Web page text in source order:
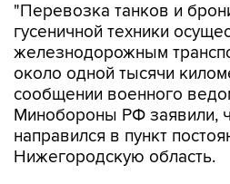
"Перевозка танков и
гусеничной техники
железнодорожным
около одной тысячи
сообщении военного
Минобороны РФ заявили,
направился в пункт
Нижегородскую область.